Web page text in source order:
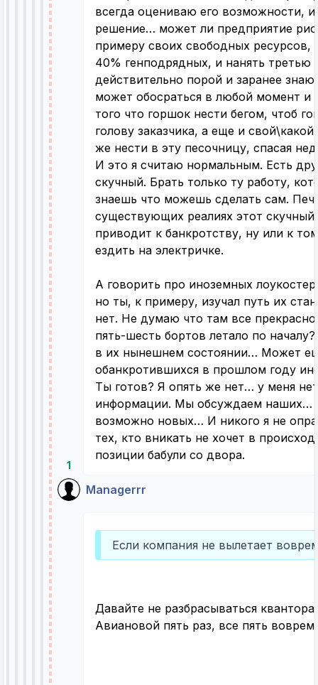
1
всегда оцениваю его возможности,
решение… может ли предприятие
примеру своих свободных ресурсов,
40% генподрядных, и нанять третью
действительно порой и заранее
может обосраться в любой момент и
того что горшок нести бегом, чтоб
голову заказчика, а еще и
же нести в эту песочницу, спасая
И это я считаю нормальным. Есть
скучный. Брать только ту работу,
знаешь что можешь сделать сам.
существующих реалиях этот
приводит к банкротству, ну или к
ездить на электричке.
А говорить про иноземных
но ты, к примеру, изучал путь их
нет. Не думаю что там все
пять-шесть бортов летало по
в их нынешнем состоянии… Может
обанкротившихся в прошлом году
Ты готов? Я опять же нет… у меня
информации. Мы обсуждаем наших…
возможно новых… И никого я не
тех, кто вникать не хочет в
позиции бабули со двора.
Managerrr
Если компания не вылетает
Давайте не разбрасываться
Авиановой пять раз, все пять